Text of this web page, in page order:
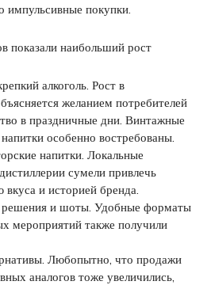
импульсивные покупки.
показали наибольший рост
алкоголь. Рост в
желанием потребителей
в праздничные дни. Винтажные
особенно востребованы.
напитки. Локальные
сумели привлечь
и историей бренда.
и шоты. Удобные форматы
мероприятий также получили
Любопытно, что продажи
аналогов тоже увеличились,